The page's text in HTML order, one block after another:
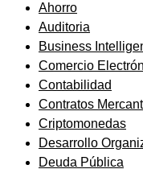
Ahorro
Auditoria
Business
Comercio
Contabilidad
Contratos
Criptomonedas
Desarrollo
Deuda Pública